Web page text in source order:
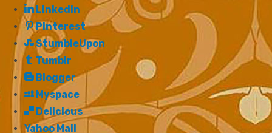
LinkedIn
Pinterest
StumbleUpon
Tumblr
Blogger
Myspace
Delicious
Yahoo Mail